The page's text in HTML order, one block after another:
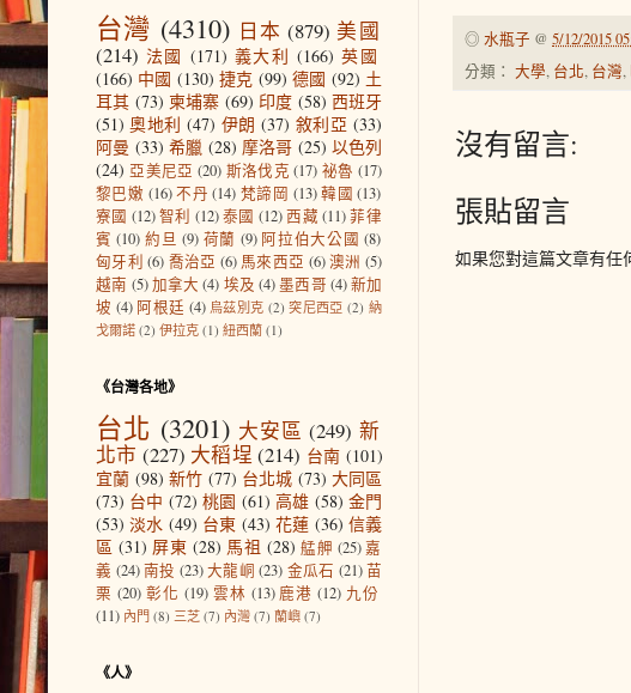
◎ 水瓶子 @ 5/12/2015
分類： 大學, 台北, 台灣,
沒有留言:
張貼留言
如果您對這篇文章有任
台灣 (4310) 日本 (879) 美國
(214) 法國 (171) 義大利 (166) 英國
(166) 中國 (130) 捷克 (99) 德國 (92) 土
耳其 (73) 柬埔寨 (69) 印度 (58) 西班牙
(51) 奧地利 (47) 伊朗 (37) 敘利亞 (33)
阿曼 (33) 希臘 (28) 摩洛哥 (25) 以色列
(24) 亞美尼亞 (20) 斯洛伐克 (17) 祕魯 (17)
黎巴嫩 (16) 不丹 (14) 梵諦岡 (13) 韓國 (13)
寮國 (12)智利 (12)泰國 (12)西藏 (11) 菲律
賓 (10) 約旦 (9) 荷蘭 (9) 阿拉伯大公國 (8)
匈牙利 (6) 喬治亞 (6) 馬來西亞 (6)澳洲 (5)
越南 (5) 加拿大 (4) 埃及 (4)墨西哥 (4)新加
坡 (4) 阿根廷 (4) 烏茲別克 (2) 突尼西亞 (2) 納
戈爾諾 (2) 伊拉克 (1) 紐西蘭 (1)
《台灣各地》
台北 (3201) 大安區 (249) 新
北市 (227) 大稻埕 (214) 台南 (101)
宜蘭 (98) 新竹 (77) 台北城 (73) 大同區
(73) 台中 (72) 桃園 (61) 高雄 (58) 金門
(53) 淡水 (49) 台東 (43) 花蓮 (36) 信義
區 (31) 屏東 (28) 馬祖 (28) 艋舺 (25) 嘉
義 (24) 南投 (23)大龍峒 (23) 金瓜石 (21)苗
栗 (20) 彰化 (19) 雲林 (13) 鹿港 (12) 九份
(11) 內門 (8) 三芝 (7) 內灣 (7) 蘭嶼 (7)
《人》